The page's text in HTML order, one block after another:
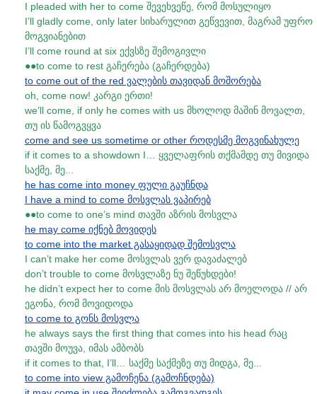
I pleaded with her to come შევეხვეწე, რომ მოსულიყო
I’ll gladly come, only later სიხარულით გეწვევით, მაგრამ უფრო
მოგვიანებით
I’ll come round at six ექვსზე შემოგივლი
●●to come to rest გაჩერება (გაჩერდება)
to come out of the red ვალების თავიდან მოშორება
oh, come now! კარგი ერთი!
we’ll come, if only he comes with us მხოლოდ მაშინ მოვალთ,
თუ ის წამოგვყვა
come and see us sometime or other როდესმე მოგვინახულე
if it comes to a showdown I… ყველაფრის თქმამდე თუ მივიდა
საქმე, მე...
he has come into money ფული გაუჩნდა
I have a mind to come მოსვლას ვაპირებ
●●to come to one’s mind თავში აზრის მოსვლა
he may come იქნებ მოვიდეს
to come into the market გასაყიდად შემოსვლა
I can’t make her come მოსვლას ვერ დავაძალებ
don’t trouble to come მოსვლაზე ნუ შეწუხდები!
he didn’t expect her to come მის მოსვლას არ მოელოდა // არ
ეგონა, რომ მოვიდოდა
to come to გონს მოსვლა
he always says the first thing that comes into his head რაც
თავში მოუვა, იმას ამბობს
if it comes to that, I’ll… საქმე საქმეზე თუ მიდგა, მე...
to come into view გამოჩენა (გამოჩნდება)